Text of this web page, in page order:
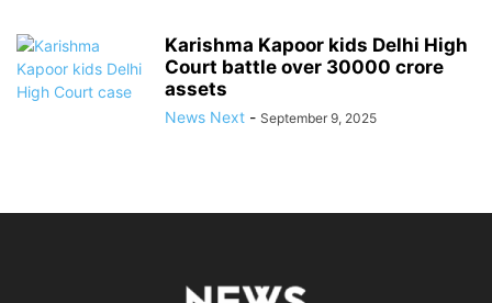
Karishma Kapoor kids Delhi High
Court battle over 30000 crore
assets
News Next - September 9, 2025